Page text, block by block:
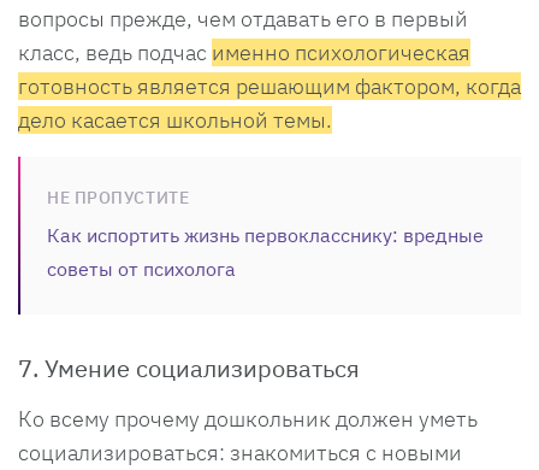
вопросы прежде, чем отдавать его в первый
класс, ведь подчас именно психологическая
готовность является решающим фактором, когда
дело касается школьной темы.
НЕ ПРОПУСТИТЕ
Как испортить жизнь первокласснику: вредные
советы от психолога
7. Умение социализироваться
Ко всему прочему дошкольник должен уметь
социализироваться: знакомиться с новыми